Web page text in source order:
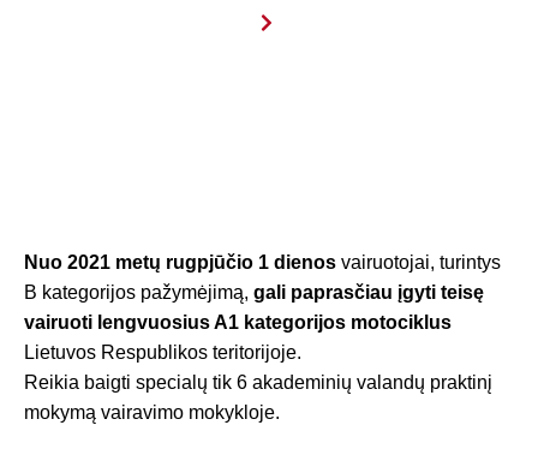
Nuo 2021 metų rugpjūčio 1 dienos vairuotojai, turintys
B kategorijos pažymėjimą, gali paprasčiau įgyti teisę
vairuoti lengvuosius A1 kategorijos motociklus
Lietuvos Respublikos teritorijoje.
Reikia baigti specialų tik 6 akademinių valandų praktinį
mokymą vairavimo mokykloje.